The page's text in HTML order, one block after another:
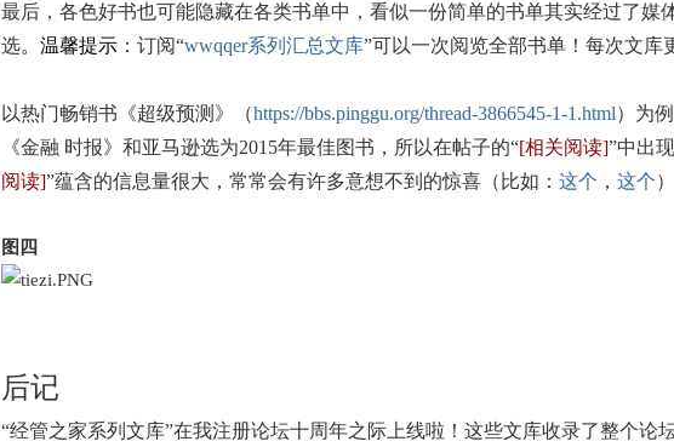
最后，各色好书也可能隐藏在各类书单中，看似一份简单的书单其实经过了媒
选。温馨提示 ：订阅“wwqqer系列汇总文库”可以一次阅览全部书单！每次文库
以热门畅销书《超级预测》（https://bbs.pinggu.org/thread-3866545-1-1.html）为
《金融 时报》和亚马逊选为2015年最佳图书，所以在帖子的“[相关阅读]”中出
阅读]”蕴含的信息量很大，常常会有许多意想不到的惊喜（比如： 这个 ， 这个
图四
后记
“经管之家系列文库”在我注册论坛十周年之际上线啦！这些文库收录了整个论